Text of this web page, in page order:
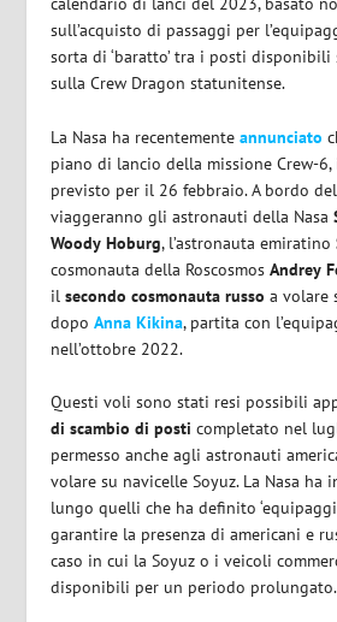
sull’acquisto di passaggi per
sorta di ‘baratto’ tra i posti disponibili
sulla Crew Dragon statunitense.
La Nasa ha recentementeannunciato
piano di lancio della missione Crew-
previsto per il 26 febbraio. A bordo
viaggeranno gli astronauti della Nasa
Woody Hoburg, l’astronauta emiratino
cosmonauta della RoscosmosAndrey
ilsecondo cosmonauta russo a volare
dopoAnna Kikina, partita con
nell’ottobre 2022.
Questi voli sono stati resi possibili
di scambio di posti completato nel
permesso anche agli astronauti
volare su navicelle Soyuz. La Nasa ha
lungo quelli che ha definito
garantire la presenza di americani e
caso in cui la Soyuz o i veicoli
disponibili per un periodo prolungato.